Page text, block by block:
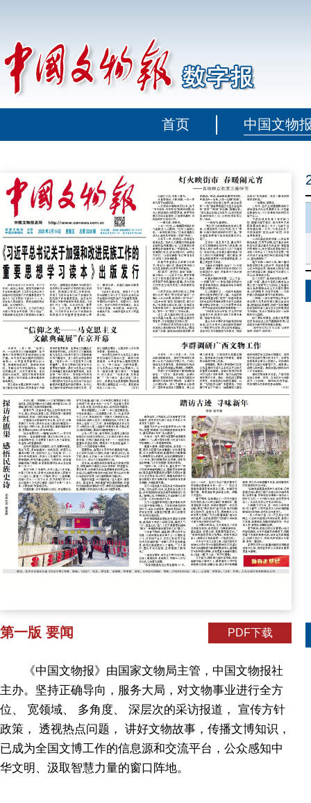
首页 中国文物
第一版 要闻 PDF下载
《中国文物报》由国家文物局主管，中国文物报社
主办。坚持正确导向，服务大局，对文物事业进行全方
位、 宽领域、 多角度、 深层次的采访报道， 宣传方针
政策， 透视热点问题， 讲好文物故事，传播文博知识，
已成为全国文博工作的信息源和交流平台，公众感知中
华文明、汲取智慧力量的窗口阵地。